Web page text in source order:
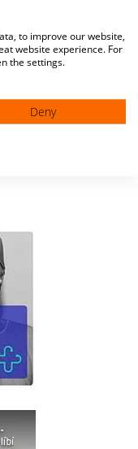
to improve our website,
website experience. For
the settings.
Deny